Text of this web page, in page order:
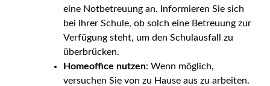
eine Notbetreuung an. Informieren Sie sich
bei Ihrer Schule, ob solch eine Betreuung zur
Verfügung steht, um den Schulausfall zu
überbrücken.
Homeoffice nutzen: Wenn möglich,
versuchen Sie von zu Hause aus zu arbeiten.